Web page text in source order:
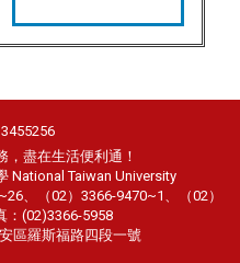
，盡在生活便利通！
National Taiwan University
、（02）3366-9470~1、（02）
(02)3366-5958
區羅斯福路四段一號